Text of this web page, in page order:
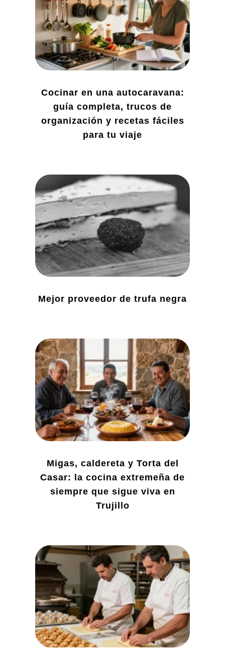
Cocinar en una autocaravana:
guía completa, trucos de
organización y recetas fáciles
para tu viaje
Mejor proveedor de trufa negra
Migas, caldereta y Torta del
Casar: la cocina extremeña de
siempre que sigue viva en
Trujillo